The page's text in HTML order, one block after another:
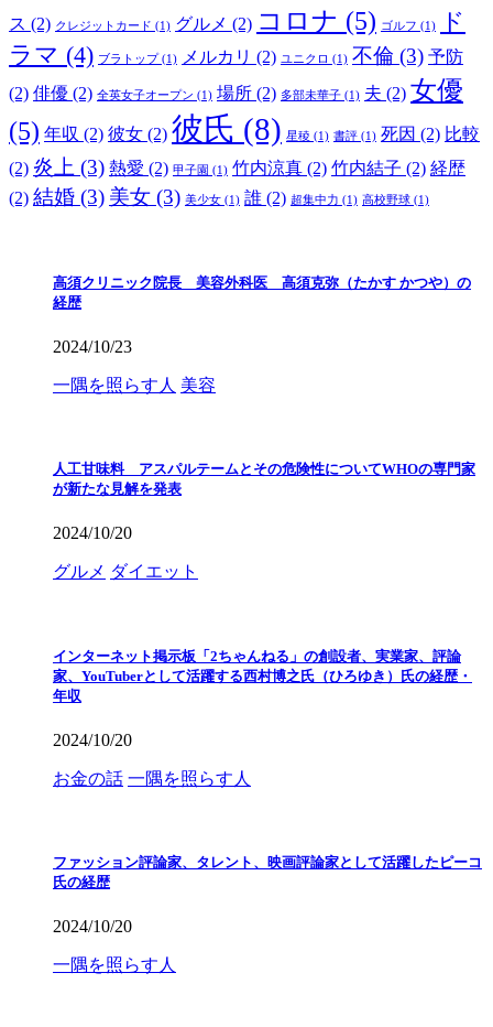
ス (2) クレジットカード (1) グルメ (2) コロナ (5) ゴルフ (1)
ド
ラマ (4) ブラトップ(1) メルカリ (2) ユニクロ (1) 不倫 (3) 予防
(2) 俳優 (2) 全英女子オープン (1) 場所 (2) 多部未華子 (1) 夫 (2) 女優
(5) 年収 (2) 彼女 (2) 彼氏 (8) 星稜 (1) 書評 (1) 死因 (2) 比較
(2) 炎上 (3) 熱愛 (2) 甲子園 (1) 竹内涼真 (2) 竹内結子 (2) 経歴
(2) 結婚 (3) 美女 (3) 美少女 (1) 誰 (2) 超集中力 (1) 高校野球 (1)
高須クリニック院長 美容外科医 高須克弥（たかす かつや）の
経歴
2024/10/23
一隅を照らす人 美容
人工甘味料 アスパルテームとその危険性についてWHOの専門家
が新たな見解を発表
2024/10/20
グルメ ダイエット
インターネット掲示板「2ちゃんねる」の創設者、実業家、評論
家、YouTuberとして活躍する西村博之氏（ひろゆき）氏の経歴・
年収
2024/10/20
お金の話 一隅を照らす人
ファッション評論家、タレント、映画評論家として活躍したピーコ
氏の経歴
2024/10/20
一隅を照らす人